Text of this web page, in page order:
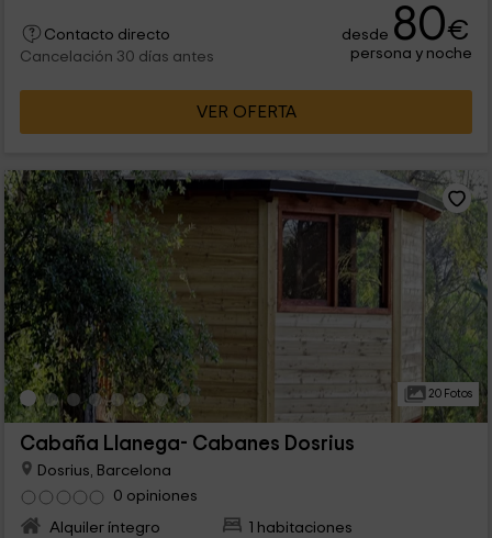
Contacto directo
Cancelación 30 días antes
desde 80€
persona y noche
VER OFERTA
20 Fotos
Cabaña Llanega- Cabanes Dosrius
Dosrius, Barcelona
0 opiniones
Alquiler íntegro
1 habitaciones